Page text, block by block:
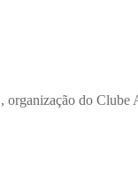
organização do